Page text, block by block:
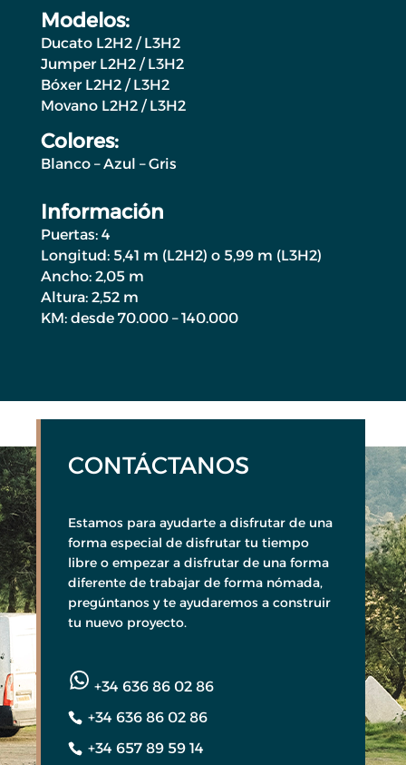
Modelos:
Ducato L2H2 / L3H2
Jumper L2H2 / L3H2
Bóxer L2H2 / L3H2
Movano L2H2 / L3H2
Colores:
Blanco – Azul – Gris
Información
Puertas: 4
Longitud: 5,41 m (L2H2) o 5,99 m (L3H2)
Ancho: 2,05 m
Altura: 2,52 m
KM: desde 70.000 – 140.000
CONTÁCTANOS
Estamos para ayudarte a disfrutar de una
forma especial de disfrutar tu tiempo
libre o empezar a disfrutar de una forma
diferente de trabajar de forma nómada,
pregúntanos y te ayudaremos a construir
tu nuevo proyecto.
+34 636 86 02 86
+34 636 86 02 86
+34 657 89 59 14